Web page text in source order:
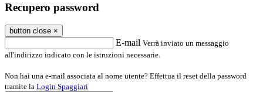
Recupero password
button close ×
E-mail Verrà inviato un messaggio
all'indirizzo indicato con le istruzioni necessarie.
Non hai una e-mail associata al nome utente? Effettua il reset della password
tramite la Login Spaggiari